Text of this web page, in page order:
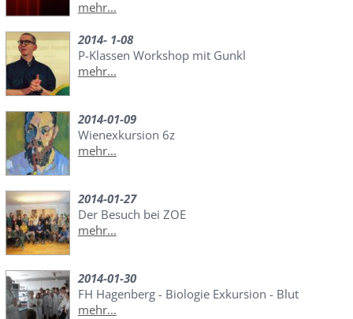
mehr...
2014- 1-08
P-Klassen Workshop mit Gunkl
mehr...
2014-01-09
Wienexkursion 6z
mehr...
2014-01-27
Der Besuch bei ZOE
mehr...
2014-01-30
FH Hagenberg - Biologie Exkursion - Blut
mehr...